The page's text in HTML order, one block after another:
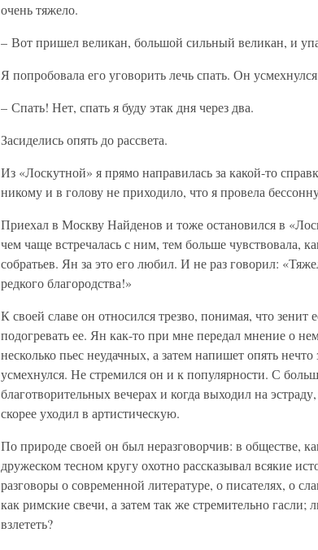
очень тяжело.
– Вот пришел великан, большой сильный великан, и
Я попробовала его уговорить лечь спать. Он
– Спать! Нет, спать я буду этак дня через два.
Засиделись опять до рассвета.
Из «Лоскутной» я прямо направилась за какой-то
никому и в голову не приходило, что я провела
Приехал в Москву Найденов и тоже остановился в
чем чаще встречалась с ним, тем больше чувствовала,
собратьев. Ян за это его любил. И не раз говорил:
редкого благородства!»
К своей славе он относился трезво, понимая, что
подогревать ее. Ян как-то при мне передал мнение о
несколько пьес неудачных, а затем напишет опять
усмехнулся. Не стремился он и к популярности. С
благотворительных вечерах и когда выходил на
скорее уходил в артистическую.
По природе своей он был неразговорчив: в обществе,
дружеском тесном кругу охотно рассказывал всякие
разговоры о современной литературе, о писателях, о
как римские свечи, а затем так же стремительно гасли;
взлететь?